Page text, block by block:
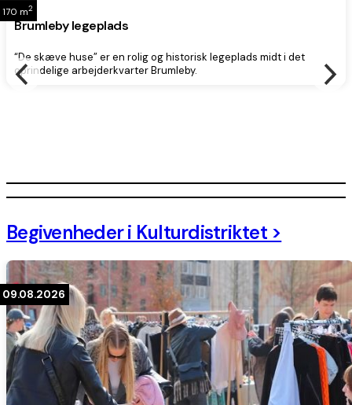
170 m2
Brumleby legeplads
“De skæve huse” er en rolig og historisk legeplads midt i det
oprindelige arbejderkvarter Brumleby.
−
OpenStreetMap Teamhosted byOpenStreetMap France
Begivenheder i Kulturdistriktet >
09.08.2026